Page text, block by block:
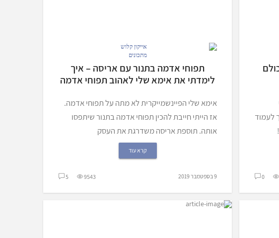
מתכונים
תפוחי אדמה בתנור עם אריסה – איך
לימדתי את אימא שלי לאהוב תפוחי אדמה
אימא שלי הפיינשמייקרית לא מתה על תפוחי אדמה.
אז הייתי חייבת להכין תפוחי אדמה בתנור שיתפסו
אותה. תוספת אריסה משדרגת את העסק
קרא עוד
9 בספטמבר 2019 9543
5
לעמוד
0